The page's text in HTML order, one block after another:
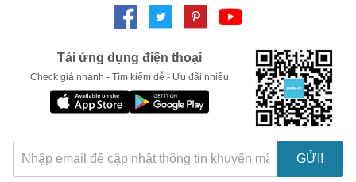
Tải ứng dụng điện thoại
Check giá nhanh - Tìm kiếm dễ - Ưu đãi nhiều
GỬI!
LẤY MÃ NGAY